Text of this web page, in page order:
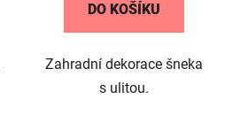
DO KOŠÍKU
Zahradní dekorace šneka
s ulitou.